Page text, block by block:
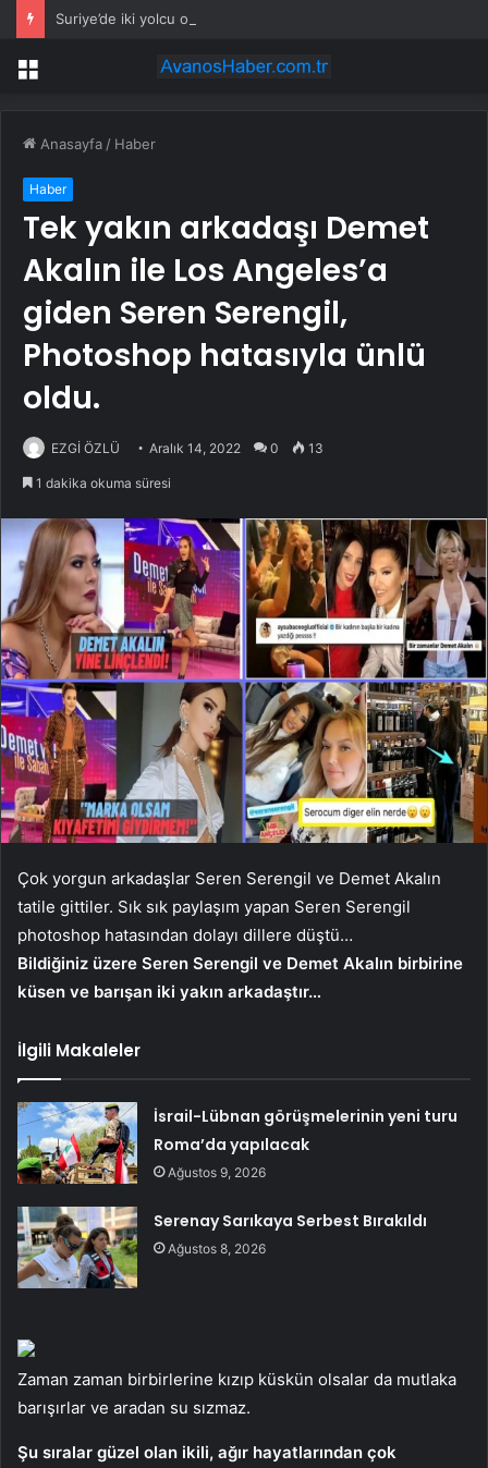
Suriye’de iki yolcu otobüsü çarpıştı: 35 ölü, 30 yaralı
Menü
Anasayfa / Haber
Haber
Tek yakın arkadaşı Demet
Akalın ile Los Angeles’a
giden Seren Serengil,
Photoshop hatasıyla ünlü
oldu.
EZGİ ÖZLÜ Aralık 14, 2022 0 13
1 dakika okuma süresi
Çok yorgun arkadaşlar Seren Serengil ve Demet Akalın
tatile gittiler. Sık sık paylaşım yapan Seren Serengil
photoshop hatasından dolayı dillere düştü…
Bildiğiniz üzere Seren Serengil ve Demet Akalın birbirine
küsen ve barışan iki yakın arkadaştır…
İlgili Makaleler
İsrail-Lübnan görüşmelerinin yeni turu
Roma’da yapılacak
Ağustos 9, 2026
Serenay Sarıkaya Serbest Bırakıldı
Ağustos 8, 2026
Zaman zaman birbirlerine kızıp küskün olsalar da mutlaka
barışırlar ve aradan su sızmaz.
Şu sıralar güzel olan ikili, ağır hayatlarından çok